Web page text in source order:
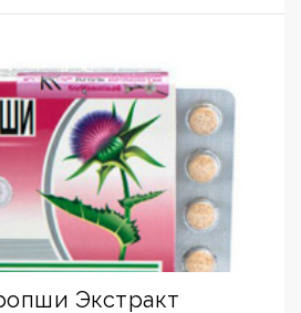
Экстракт